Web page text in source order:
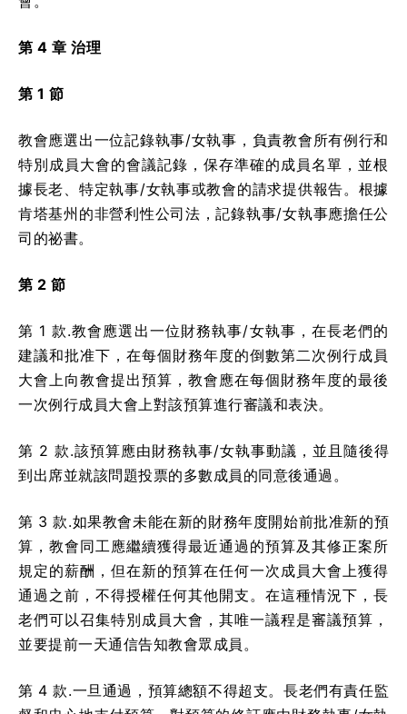
第 4 章 治理
第 1 節
教會應選出一位記錄執事/女執事，負責教會所有例行和
特別成員大會的會議記錄，保存準確的成員名單，並根
據長老、特定執事/女執事或教會的請求提供報告。根據
肯塔基州的非營利性公司法，記錄執事/女執事應擔任公
司的祕書。
第 2 節
第 1 款.教會應選出一位財務執事/女執事，在長老們的
建議和批准下，在每個財務年度的倒數第二次例行成員
大會上向教會提出預算，教會應在每個財務年度的最後
一次例行成員大會上對該預算進行審議和表決。
第 2 款.該預算應由財務執事/女執事動議，並且隨後得
到出席並就該問題投票的多數成員的同意後通過。
第 3 款.如果教會未能在新的財務年度開始前批准新的預
算，教會同工應繼續獲得最近通過的預算及其修正案所
規定的薪酬，但在新的預算在任何一次成員大會上獲得
通過之前，不得授權任何其他開支。在這種情況下，長
老們可以召集特別成員大會，其唯一議程是審議預算，
並要提前一天通信告知教會眾成員。
第 4 款.一旦通過，預算總額不得超支。長老們有責任監